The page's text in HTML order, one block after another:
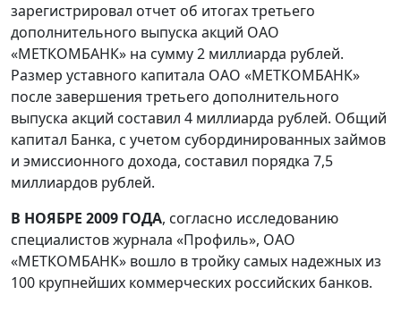
зарегистрировал отчет об итогах третьего
дополнительного выпуска акций ОАО
«МЕТКОМБАНК» на сумму 2 миллиарда рублей.
Размер уставного капитала ОАО «МЕТКОМБАНК»
после завершения третьего дополнительного
выпуска акций составил 4 миллиарда рублей. Общий
капитал Банка, с учетом субординированных займов
и эмиссионного дохода, составил порядка 7,5
миллиардов рублей.
В НОЯБРЕ 2009 ГОДА, согласно исследованию
специалистов журнала «Профиль», ОАО
«МЕТКОМБАНК» вошло в тройку самых надежных из
100 крупнейших коммерческих российских банков.